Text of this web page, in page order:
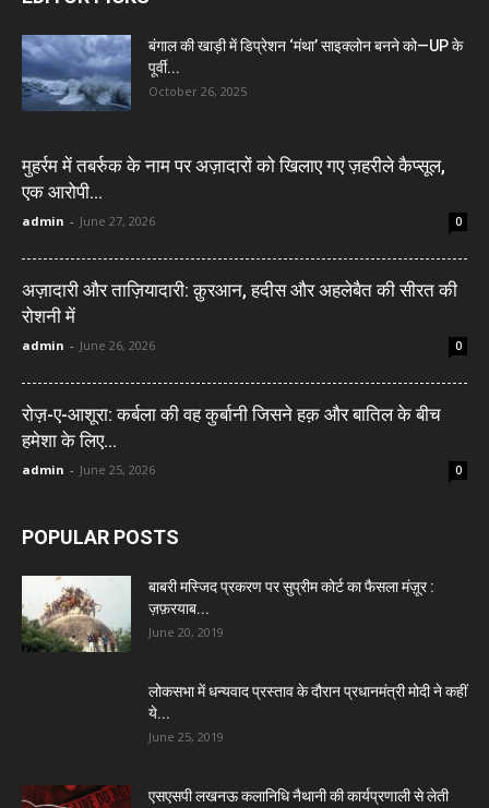
बंगाल की खाड़ी में डिप्रेशन ‘मंथा’ साइक्लोन बनने को—UP के
पूर्वी...
October 26, 2025
मुहर्रम में तबर्रुक के नाम पर अज़ादारों को खिलाए गए ज़हरीले कैप्सूल,
एक आरोपी...
admin - June 27, 2026 0
अज़ादारी और ताज़ियादारी: क़ुरआन, हदीस और अहलेबैत की सीरत की
रोशनी में
admin - June 26, 2026 0
रोज़-ए-आशूरा: कर्बला की वह कुर्बानी जिसने हक़ और बातिल के बीच
हमेशा के लिए...
admin - June 25, 2026 0
POPULAR POSTS
बाबरी मस्जिद प्रकरण पर सुप्रीम कोर्ट का फैसला मंज़ूर :
ज़फ़रयाब...
June 20, 2019
लोकसभा में धन्यवाद प्रस्ताव के दौरान प्रधानमंत्री मोदी ने कहीं
ये...
June 25, 2019
एसएसपी लखनऊ कलानिधि नैथानी की कार्यप्रणाली से लेती